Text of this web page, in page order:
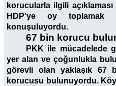
korucularla ilgili açıklaması
HDP’ye oy toplamak
konuşuluyordu.
67 bin korucu
PKK ile mücadelede
yer alan ve çoğunlukla
görevli olan yaklaşık 67
korucusu bulunuyordu.